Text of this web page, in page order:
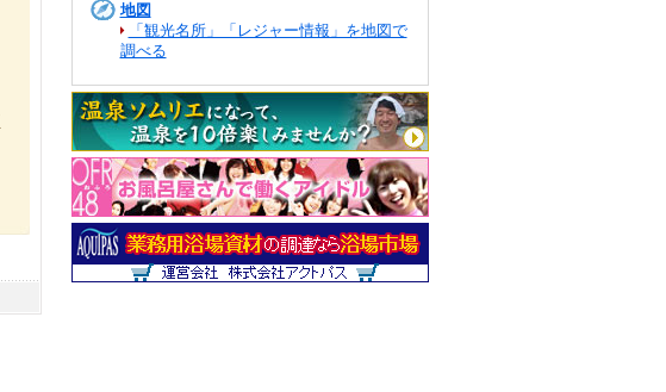
地図
「観光名所」「レジャー情報」を地図で
調べる